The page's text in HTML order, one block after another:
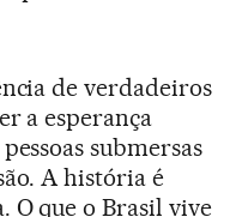
de verdadeiros
a esperança
submersas
A história é
O que o Brasil vive